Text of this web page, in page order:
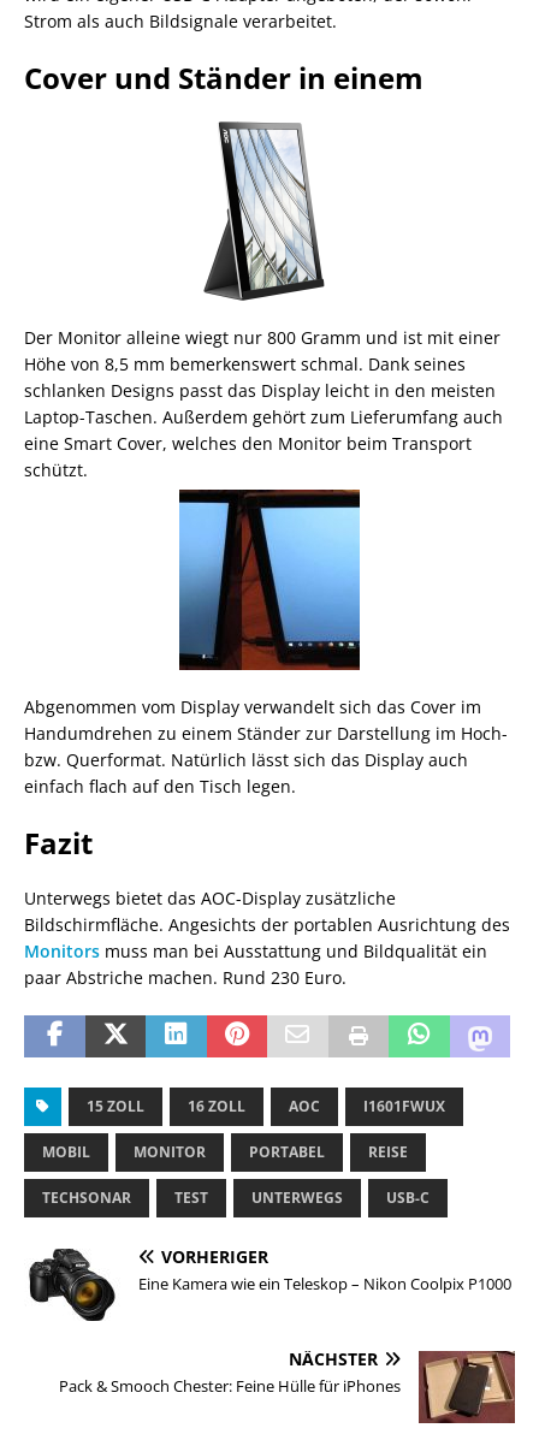
Strom als auch Bildsignale verarbeitet.
Cover und Ständer in einem
Der Monitor alleine wiegt nur 800 Gramm und ist mit einer
Höhe von 8,5 mm bemerkenswert schmal. Dank seines
schlanken Designs passt das Display leicht in den meisten
Laptop-Taschen. Außerdem gehört zum Lieferumfang auch
eine Smart Cover, welches den Monitor beim Transport
schützt.
Abgenommen vom Display verwandelt sich das Cover im
Handumdrehen zu einem Ständer zur Darstellung im Hoch-
bzw. Querformat. Natürlich lässt sich das Display auch
einfach flach auf den Tisch legen.
Fazit
Unterwegs bietet das AOC-Display zusätzliche
Bildschirmfläche. Angesichts der portablen Ausrichtung des
Monitors muss man bei Ausstattung und Bildqualität ein
paar Abstriche machen. Rund 230 Euro.
15 ZOLL 16 ZOLL AOC I1601FWUX
MOBIL MONITOR PORTABEL REISE
TECHSONAR TEST UNTERWEGS USB-C
VORHERIGER
Eine Kamera wie ein Teleskop – Nikon Coolpix P1000
NÄCHSTER
Pack & Smooch Chester: Feine Hülle für iPhones